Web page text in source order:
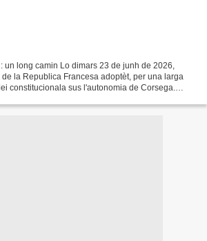
un long camin Lo dimars 23 de junh de 2026,
la Republica Francesa adoptèt, per una larga
constitucionala sus l'autonomia de Corsega.